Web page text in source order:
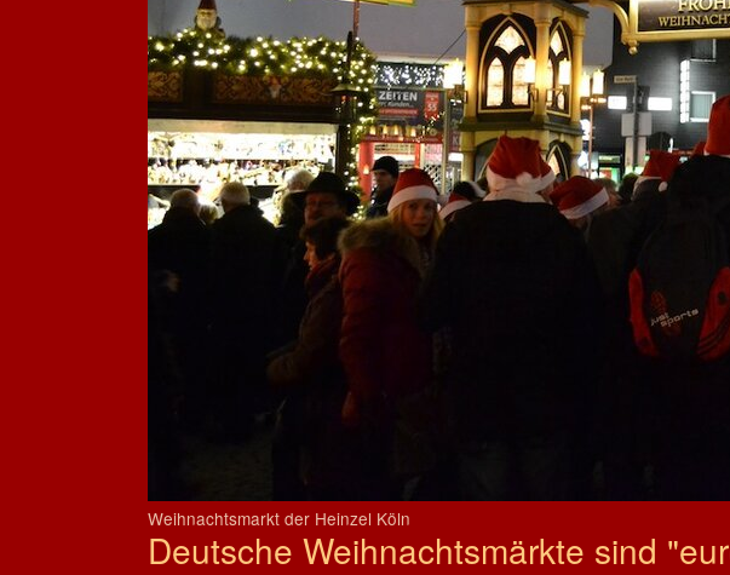
Weihnachtsmarkt der Heinzel Köln
Deutsche Weihnachtsmärkte sind